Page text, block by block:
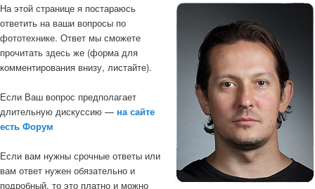
На этой странице я постараюсь
ответить на ваши вопросы по
фототехнике. Ответ мы сможете
прочитать здесь же (форма для
комментирования внизу, листайте).
Если Ваш вопрос предполагает
длительную дискуссию — на сайте
есть Форум
Если вам нужны срочные ответы или
вам ответ нужен обязательно и
подробный, то это платно и можно